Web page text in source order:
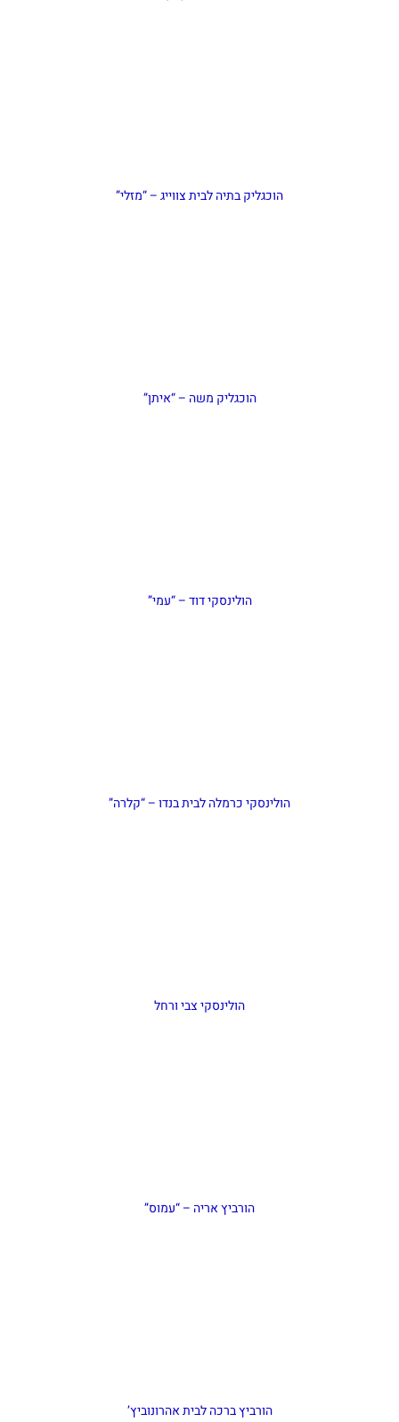
הוכגליק בתיה לבית צווייג – “מזלי”
הוכגליק משה – “איתן”
הולינסקי דוד – “עמי”
הולינסקי כרמלה לבית בנדו – “קלרה”
הולינסקי צבי ורחל
הורביץ אריה – “עמוס”
הורביץ ברכה לבית אהרונוביץ’